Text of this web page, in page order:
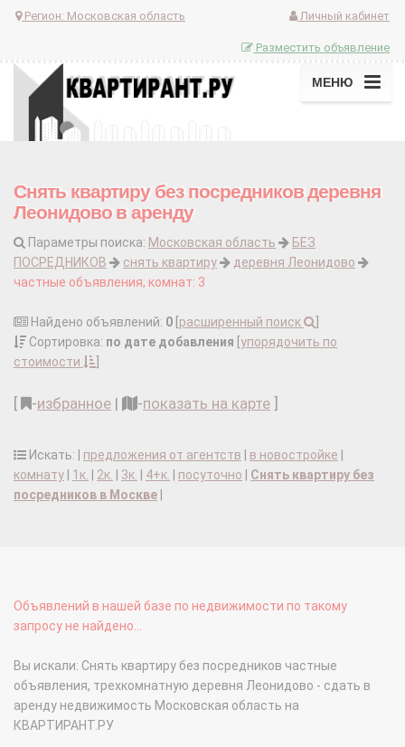
Регион: Московская область Личный кабинет
Разместить объявление
МЕНЮ
Снять квартиру без посредников деревня
Леонидово в аренду
Параметры поиска: Московская область
БЕЗ
ПОСРЕДНИКОВ
снять квартиру
деревня Леонидово
частные объявления, комнат: 3
Найдено объявлений: 0 расширенный поиск
Сортировка: по дате добавления упорядочить по
стоимости
-избранное | -показать на карте
Искать: | предложения от агентств в новостройке
комнату
1к. 2к. 3к. 4+к. посуточно
Снять квартиру без
посредников в Москве
Объявлений в нашей базе по недвижимости по такому
запросу не найдено...
Вы искали: Снять квартиру без посредников частные
объявления, трехкомнатную деревня Леонидово - сдать в
аренду недвижимость Московская область на
КВАРТИРАНТ.РУ